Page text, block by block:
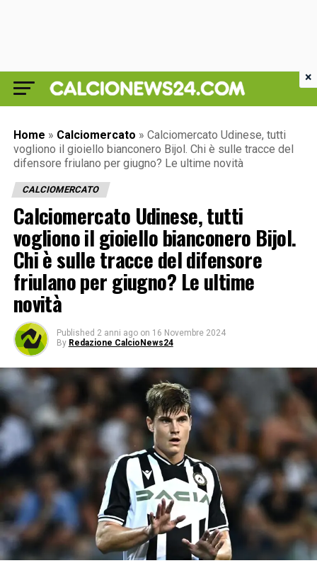
Home » Calciomercato » Calciomercato Udinese, tutti
vogliono il gioiello bianconero Bijol. Chi è sulle tracce del
difensore friulano per giugno? Le ultime novità
CALCIOMERCATO
Calciomercato Udinese, tutti
vogliono il gioiello bianconero Bijol.
Chi è sulle tracce del difensore
friulano per giugno? Le ultime
novità
Published 2 anni ago on 16 Novembre 2024
By Redazione CalcioNews24
×